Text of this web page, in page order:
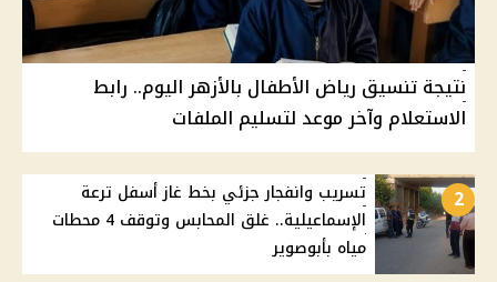
نتيجة تنسيق رياض الأطفال بالأزهر اليوم.. رابط
الاستعلام وآخر موعد لتسليم الملفات
2
تسريب وانفجار جزئي بخط غاز أسفل ترعة
الإسماعيلية.. غلق المحابس وتوقف 4 محطات
مياه بأبوصوير